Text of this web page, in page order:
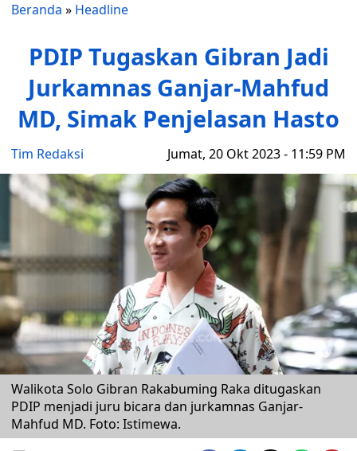
Beranda » Headline
PDIP Tugaskan Gibran Jadi
Jurkamnas Ganjar-Mahfud
MD, Simak Penjelasan Hasto
Tim Redaksi Jumat, 20 Okt 2023 - 11:59 PM
Walikota Solo Gibran Rakabuming Raka ditugaskan
PDIP menjadi juru bicara dan jurkamnas Ganjar-
Mahfud MD. Foto: Istimewa.